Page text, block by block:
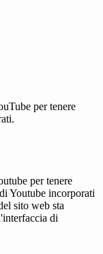
per tenere
per tenere
Youtube incorporati
sito web sta
di